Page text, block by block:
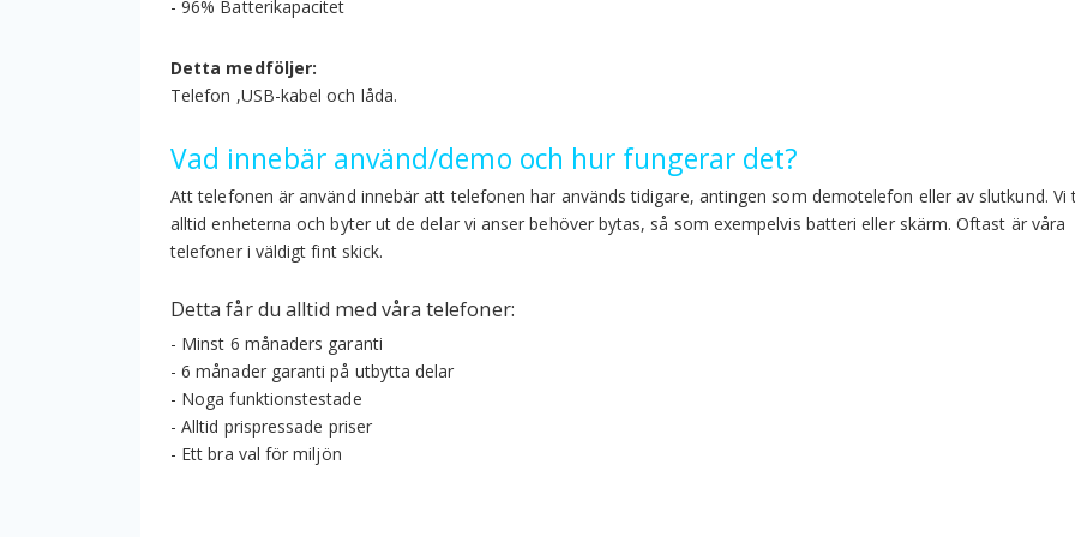
- 96% Batterikapacitet
Detta medföljer:
Telefon ,USB-kabel och låda.
Vad innebär använd/demo och hur fungerar det?
Att telefonen är använd innebär att telefonen har används tidigare, antingen som demotelefon eller av slutkund. Vi
alltid enheterna och byter ut de delar vi anser behöver bytas, så som exempelvis batteri eller skärm. Oftast är våra
telefoner i väldigt fint skick.
Detta får du alltid med våra telefoner:
- Minst 6 månaders garanti
- 6 månader garanti på utbytta delar
- Noga funktionstestade
- Alltid prispressade priser
- Ett bra val för miljön